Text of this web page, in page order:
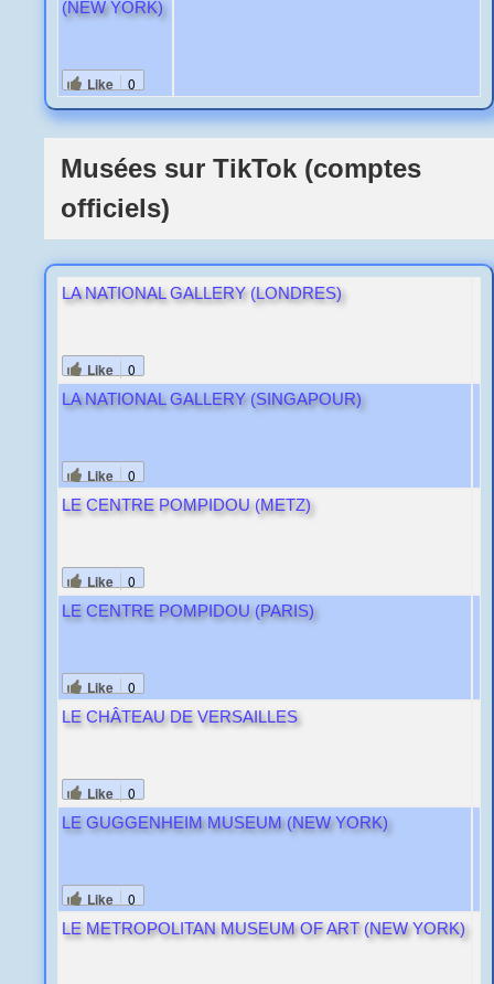
(NEW YORK)
Like 0
Musées sur TikTok (comptes
officiels)
LA NATIONAL GALLERY (LONDRES)
Like
0
LA NATIONAL GALLERY (SINGAPOUR)
Like
0
LE CENTRE POMPIDOU (METZ)
Like
0
LE CENTRE POMPIDOU (PARIS)
Like
0
LE CHÂTEAU DE VERSAILLES
Like
0
LE GUGGENHEIM MUSEUM (NEW YORK)
Like
0
LE METROPOLITAN MUSEUM OF ART (NEW YORK)